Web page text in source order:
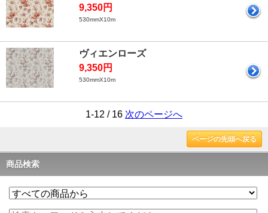
9,350円
530mmX10m
ヴィエンローズ
9,350円
530mmX10m
1-12 / 16 次のページへ
ページの先頭へ戻る
商品検索